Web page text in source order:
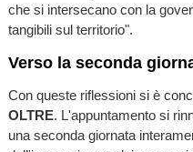
che si intersecano con la
tangibili sul territorio".
Verso la seconda
Con queste riflessioni si è
OLTRE. L'appuntamento si
una seconda giornata